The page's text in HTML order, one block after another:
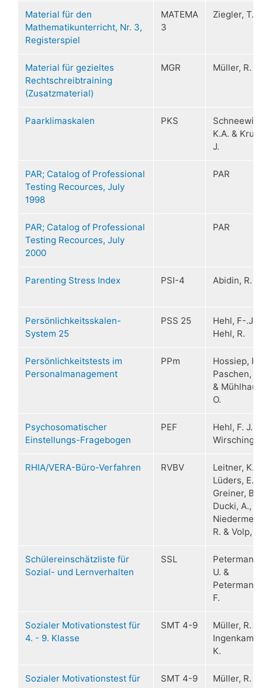
Material für den
Mathematikunterricht, Nr. 3,
Registerspiel
MATEMA
3
Ziegler, T.
Material für gezieltes
Rechtschreibtraining
(Zusatzmaterial)
MGR Müller, R.
Paarklimaskalen PKS
K.A. &
J.
PAR; Catalog of Professional
Testing Recources, July
1998
PAR
PAR; Catalog of Professional
Testing Recources, July
2000
PAR
Parenting Stress Index PSI-4 Abidin, R.
Persönlichkeitsskalen-
System 25
PSS 25
Hehl, F-.J.
Hehl, R.
Persönlichkeitstests im
Personalmanagement
PPm
Hossiep, R.,
Paschen,
&
O.
Psychosomatischer
Einstellungs-Fragebogen
PEF
Hehl, F. J.&
Wirsching.
RHIA/VERA-Büro-Verfahren RVBV
Leitner, K.,
Lüders, E.,
Greiner, B.,
Ducki, A.,
R. & Volp,
Schülereinschätzliste für
Sozial- und Lernverhalten
SSL
Petermann,
U. &
Petermann,
F.
Sozialer Motivationstest für
4. - 9. Klasse
SMT 4-9
Müller, R. &
Ingenkamp,
K.
Sozialer Motivationstest für
SMT 4-9
Müller, R. &